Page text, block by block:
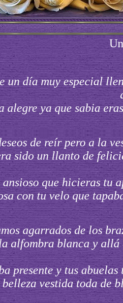
un día muy especial
alegre ya que sabia
de reír pero a la
sido un llanto de
ansioso que hicieras tu
con tu velo que
agarrados de los
alfombra blanca y allá
presente y tus
vestida toda de